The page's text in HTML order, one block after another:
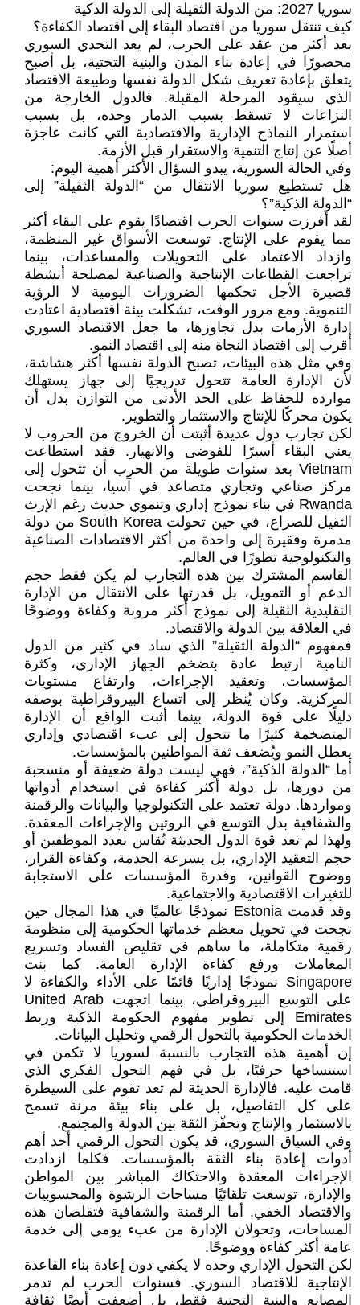
سوريا 2027: من الدولة الثقيلة إلى الدولة الذكية
كيف تنتقل سوريا من اقتصاد البقاء إلى اقتصاد الكفاءة؟
بعد أكثر من عقد على الحرب، لم يعد التحدي السوري
محصورًا في إعادة بناء المدن والبنية التحتية، بل أصبح
يتعلق بإعادة تعريف شكل الدولة نفسها وطبيعة الاقتصاد
الذي سيقود المرحلة المقبلة. فالدول الخارجة من
النزاعات لا تسقط بسبب الدمار وحده، بل بسبب
استمرار النماذج الإدارية والاقتصادية التي كانت عاجزة
أصلًا عن إنتاج التنمية والاستقرار قبل الأزمة.
وفي الحالة السورية، يبدو السؤال الأكثر أهمية اليوم:
هل تستطيع سوريا الانتقال من “الدولة الثقيلة” إلى
“الدولة الذكية”؟
لقد أفرزت سنوات الحرب اقتصادًا يقوم على البقاء أكثر
مما يقوم على الإنتاج. توسعت الأسواق غير المنظمة،
وازداد الاعتماد على التحويلات والمساعدات، بينما
تراجعت القطاعات الإنتاجية والصناعية لمصلحة أنشطة
قصيرة الأجل تحكمها الضرورات اليومية لا الرؤية
التنموية. ومع مرور الوقت، تشكلت بيئة اقتصادية اعتادت
إدارة الأزمات بدل تجاوزها، ما جعل الاقتصاد السوري
أقرب إلى اقتصاد النجاة منه إلى اقتصاد النمو.
وفي مثل هذه البيئات، تصبح الدولة نفسها أكثر هشاشة،
لأن الإدارة العامة تتحول تدريجيًا إلى جهاز يستهلك
موارده للحفاظ على الحد الأدنى من التوازن بدل أن
يكون محركًا للإنتاج والاستثمار والتطوير.
لكن تجارب دول عديدة أثبتت أن الخروج من الحروب لا
يعني البقاء أسيرًا للفوضى والانهيار. فقد استطاعت
Vietnam بعد سنوات طويلة من الحرب أن تتحول إلى
مركز صناعي وتجاري متصاعد في آسيا، بينما نجحت
Rwanda في بناء نموذج إداري وتنموي حديث رغم الإرث
الثقيل للصراع، في حين تحولت South Korea من دولة
مدمرة وفقيرة إلى واحدة من أكثر الاقتصادات الصناعية
والتكنولوجية تطورًا في العالم.
القاسم المشترك بين هذه التجارب لم يكن فقط حجم
الدعم أو التمويل، بل قدرتها على الانتقال من الإدارة
التقليدية الثقيلة إلى نموذج أكثر مرونة وكفاءة ووضوحًا
في العلاقة بين الدولة والاقتصاد.
فمفهوم “الدولة الثقيلة” الذي ساد في كثير من الدول
النامية ارتبط عادة بتضخم الجهاز الإداري، وكثرة
المؤسسات، وتعقيد الإجراءات، وارتفاع مستويات
المركزية. وكان يُنظر إلى اتساع البيروقراطية بوصفه
دليلًا على قوة الدولة، بينما أثبت الواقع أن الإدارة
المتضخمة كثيرًا ما تتحول إلى عبء اقتصادي وإداري
يعطل النمو ويُضعف ثقة المواطنين بالمؤسسات.
أما “الدولة الذكية”، فهي ليست دولة ضعيفة أو منسحبة
من دورها، بل دولة أكثر كفاءة في استخدام أدواتها
ومواردها. دولة تعتمد على التكنولوجيا والبيانات والرقمنة
والشفافية بدل التوسع في الروتين والإجراءات المعقدة.
ولهذا لم تعد قوة الدول الحديثة تُقاس بعدد الموظفين أو
حجم التعقيد الإداري، بل بسرعة الخدمة، وكفاءة القرار،
ووضوح القوانين، وقدرة المؤسسات على الاستجابة
للتغيرات الاقتصادية والاجتماعية.
وقد قدمت Estonia نموذجًا عالميًا في هذا المجال حين
نجحت في تحويل معظم خدماتها الحكومية إلى منظومة
رقمية متكاملة، ما ساهم في تقليص الفساد وتسريع
المعاملات ورفع كفاءة الإدارة العامة. كما بنت
Singapore نموذجًا إداريًا قائمًا على الأداء والكفاءة لا
على التوسع البيروقراطي، بينما اتجهت United Arab
Emirates إلى تطوير مفهوم الحكومة الذكية وربط
الخدمات الحكومية بالتحول الرقمي وتحليل البيانات.
إن أهمية هذه التجارب بالنسبة لسوريا لا تكمن في
استنساخها حرفيًا، بل في فهم التحول الفكري الذي
قامت عليه. فالإدارة الحديثة لم تعد تقوم على السيطرة
على كل التفاصيل، بل على بناء بيئة مرنة تسمح
بالاستثمار والإنتاج وتحفّز الثقة بين الدولة والمجتمع.
وفي السياق السوري، قد يكون التحول الرقمي أحد أهم
أدوات إعادة بناء الثقة بالمؤسسات. فكلما ازدادت
الإجراءات المعقدة والاحتكاك المباشر بين المواطن
والإدارة، توسعت تلقائيًا مساحات الرشوة والمحسوبيات
والاقتصاد الخفي. أما الرقمنة والشفافية فتقلصان هذه
المساحات، وتحولان الإدارة من عبء يومي إلى خدمة
عامة أكثر كفاءة ووضوحًا.
لكن التحول الإداري وحده لا يكفي دون إعادة بناء القاعدة
الإنتاجية للاقتصاد السوري. فسنوات الحرب لم تدمر
المصانع والبنية التحتية فقط، بل أضعفت أيضًا ثقافة